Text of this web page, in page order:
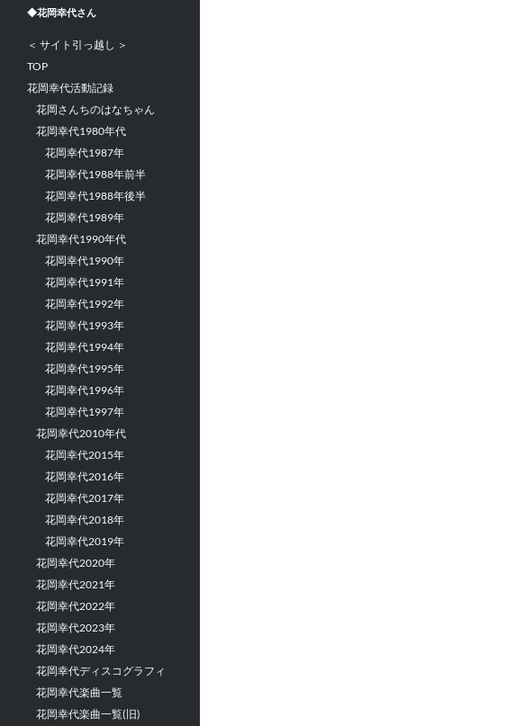
◆花岡幸代さん
＜ サイト引っ越し ＞
TOP
花岡幸代活動記録
花岡さんちのはなちゃん
花岡幸代1980年代
花岡幸代1987年
花岡幸代1988年前半
花岡幸代1988年後半
花岡幸代1989年
花岡幸代1990年代
花岡幸代1990年
花岡幸代1991年
花岡幸代1992年
花岡幸代1993年
花岡幸代1994年
花岡幸代1995年
花岡幸代1996年
花岡幸代1997年
花岡幸代2010年代
花岡幸代2015年
花岡幸代2016年
花岡幸代2017年
花岡幸代2018年
花岡幸代2019年
花岡幸代2020年
花岡幸代2021年
花岡幸代2022年
花岡幸代2023年
花岡幸代2024年
花岡幸代ディスコグラフィ
花岡幸代楽曲一覧
花岡幸代楽曲一覧(旧)